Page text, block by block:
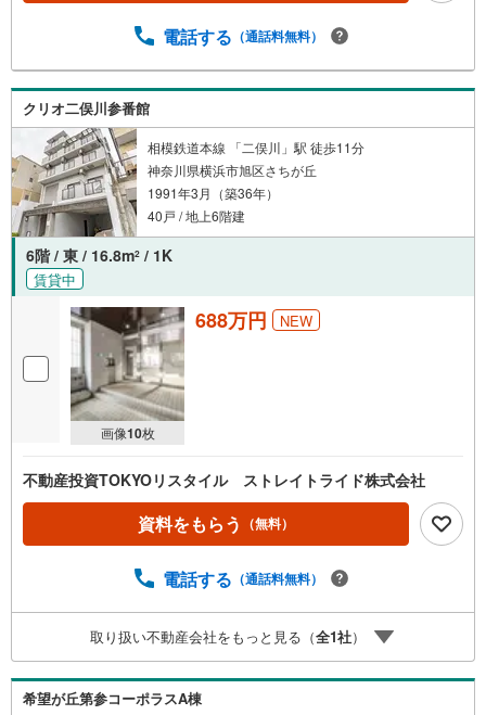
電話する （通話料無料）
クリオ二俣川参番館
相模鉄道本線 「二俣川」駅 徒歩11分
神奈川県横浜市旭区さちが丘
1991年3月（築36年）
40戸 / 地上6階建
6階 / 東 / 16.8m2 / 1K
賃貸中
画像10枚
688万円 NEW
不動産投資TOKYOリスタイル ストレイトライド株式会社
資料をもらう （無料）
電話する （通話料無料）
取り扱い不動産会社をもっと見る（全1社）
希望が丘第参コーポラスA棟